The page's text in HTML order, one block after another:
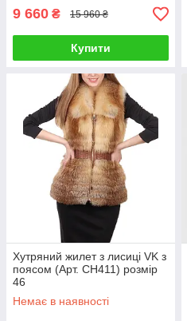
9 660 ₴ 15 960 ₴
Купити
Хутряний жилет з лисиці VK з
поясом (Арт. CH411) розмір
46
Немає в наявності